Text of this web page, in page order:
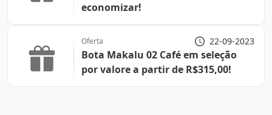
economizar!
Oferta 22-09-2023
Bota Makalu 02 Café em seleção
por valore a partir de R$315,00!